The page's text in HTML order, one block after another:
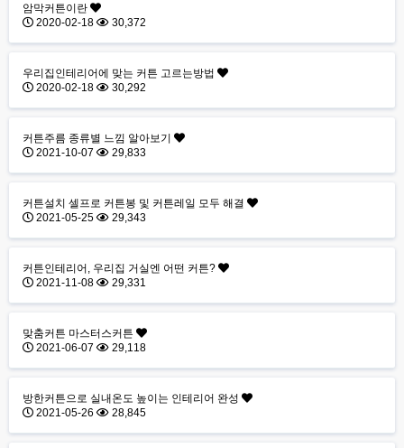
암막커튼이란
2020-02-18
30,372
우리집인테리어에 맞는 커튼 고르는방법
2020-02-18
30,292
커튼주름 종류별 느낌 알아보기
2021-10-07
29,833
커튼설치 셀프로 커튼봉 및 커튼레일 모두 해결
2021-05-25
29,343
커튼인테리어, 우리집 거실엔 어떤 커튼?
2021-11-08
29,331
맞춤커튼 마스터스커튼
2021-06-07
29,118
방한커튼으로 실내온도 높이는 인테리어 완성
2021-05-26
28,845